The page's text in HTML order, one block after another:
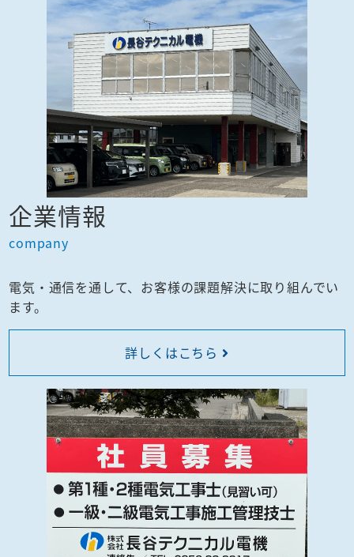
企業情報
company
電気・通信を通して、お客様の課題解決に取り組んでい
ます。
詳しくはこちら